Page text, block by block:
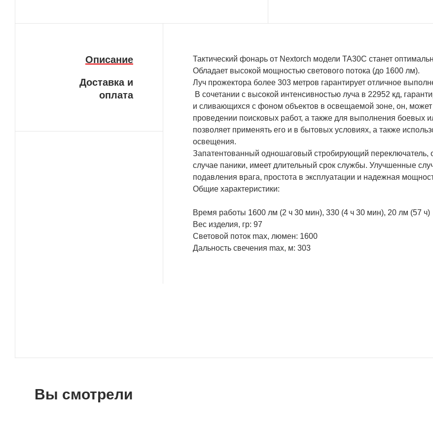
Описание
Доставка и
оплата
Тактический фонарь от Nextorch модели ТА30С станет
Обладает высокой мощностью светового потока (до 1600 лм).
Луч прожектора более 303 метров гарантирует отличное
В сочетании с высокой интенсивностью луча в 22952 кд,
и сливающихся с фоном объектов в освещаемой зоне, он, может
проведении поисковых работ, а также для выполнения боевых
позволяет применять его и в бытовых условиях, а также
освещения.
Запатентованный одношаговый стробирующий
случае паники, имеет длительный срок службы. Улучшенные
подавления врага, простота в эксплуатации и надежная
Общие характеристики:
Время работы 1600 лм (2 ч 30 мин), 330 (4 ч 30 мин), 20 лм (57 ч)
Вес изделия, гр: 97
Световой поток max, люмен: 1600
Дальность свечения max, м: 303
Вы смотрели